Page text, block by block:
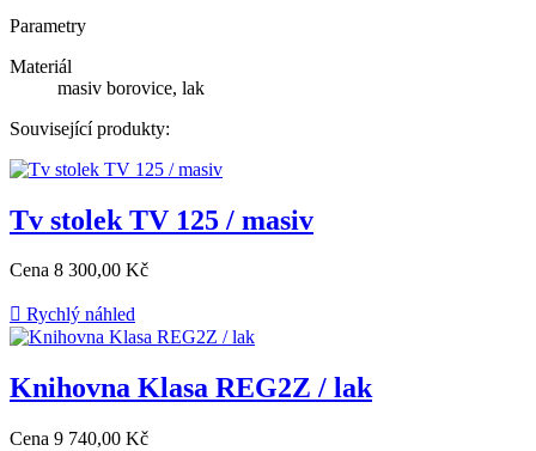
Parametry
Materiál
masiv borovice, lak
Související produkty:
Tv stolek TV 125 / masiv
Cena 8 300,00 Kč
 Rychlý náhled
Knihovna Klasa REG2Z / lak
Cena 9 740,00 Kč